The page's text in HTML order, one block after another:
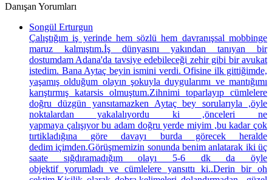
Danışan Yorumları
Songül Erturgun
Çalıştığım iş yerinde hem sözlü hem davranışsal mobbinge
maruz kalmıştım.İş dünyasını yakından tanıyan bir
dostumdam Adana'da tavsiye edebileceği zehir gibi bir avukat
istedim. Bana Aytaç beyin ismini verdi. Ofisine ilk gittiğimde,
yaşamış olduğum olayın şokuyla duygularımı ve mantığımı
karıştırmış katarsis olmuştum.Zihnimi toparlayıp cümlelere
doğru düzgün yansıtamazken Aytaç bey sorularıyla ,öyle
noktalardan yakalalıyordu ki ,önceleri ne
yapmaya çalışıyor bu adam doğru yerde miyim ,bu kadar çok
tırtikladığına göre davayı burda görecek heralde
dedim içimden.Görüşmemizin sonunda benim anlatarak iki üç
saate sığdıramadığım olayı 5-6 dk da öyle
objektif yorumladı ve cümlelere yansıttı ki..Derin bir oh